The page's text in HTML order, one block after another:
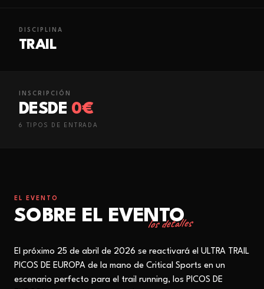
DISCIPLINA
TRAIL
INSCRIPCIÓN
DESDE 0€
6 TIPO S DE ENTRADA
EL EVENTO
SOBRE EL EVENTO
los detalles
El próximo 25 de abril de 2026 se reactivará el ULTRA TRAIL
PICOS DE EUROPA de la mano de Critical Sports en un
escenario perfecto para el trail running, los PICOS DE